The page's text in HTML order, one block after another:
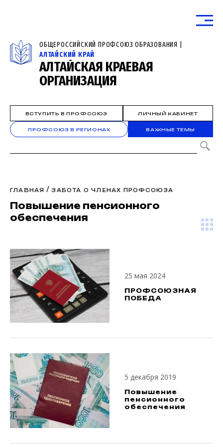
ОБЩЕРОССИЙСКИЙ ПРОФСОЮЗ ОБРАЗОВАНИЯ |
АЛТАЙСКИЙ КРАЙ
АЛТАЙСКАЯ КРАЕВАЯ
ОРГАНИЗАЦИЯ
ВСТУПИТЬ В ПРОФСОЮЗ ЛИЧНЫЙ КАБИНЕТ
ПРОФСОЮЗ В РЕГИОНАХ ВАЖНЫЕ ТЕМЫ
ГЛАВНАЯ /ЗАБОТА О ЧЛЕНАХ ПРОФСОЮЗА
Повышение пенсионного
обеспечения
25 мая 2024
ПРОФСОЮЗНАЯ
ПОБЕДА
5 декабря 2019
Повышение
пенсионного
обеспечения